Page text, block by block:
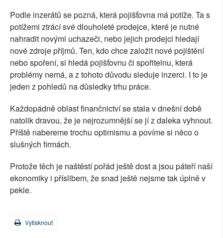
Podle inzerátů se pozná, která pojišťovna má potíže. Ta s
potížemi ztrácí své dlouholeté prodejce, které je nutné
nahradit novými uchazeči, nebo jejich prodejci hledají
nové zdroje příjmů. Ten, kdo chce založit nové pojištění
nebo spoření, si hledá pojišťovnu či spořitelnu, která
problémy nemá, a z tohoto důvodu sleduje inzerci. I to je
jeden z pohledů na důsledky trhu práce.
Každopádně oblast finančnictví se stala v dnešní době
natolik dravou, že je nejrozumnější se jí z daleka vyhnout.
Příště nabereme trochu optimismu a povíme si něco o
slušných firmách.
Protože těch je naštěstí pořád ještě dost a jsou páteří naší
ekonomiky i příslibem, že snad ještě nejsme tak úplně v
pekle.
Vytisknout